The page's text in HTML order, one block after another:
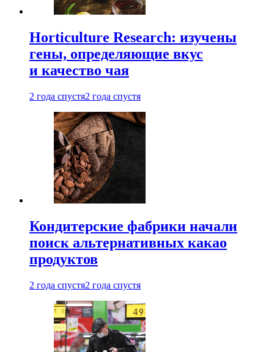
Horticulture Research: изучены
гены, определяющие вкус
и качество чая
2 года спустя2 года спустя
Кондитерские фабрики начали
поиск альтернативных какао
продуктов
2 года спустя2 года спустя